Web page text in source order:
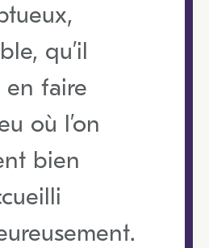
qu’il
en faire
où l’on
bien